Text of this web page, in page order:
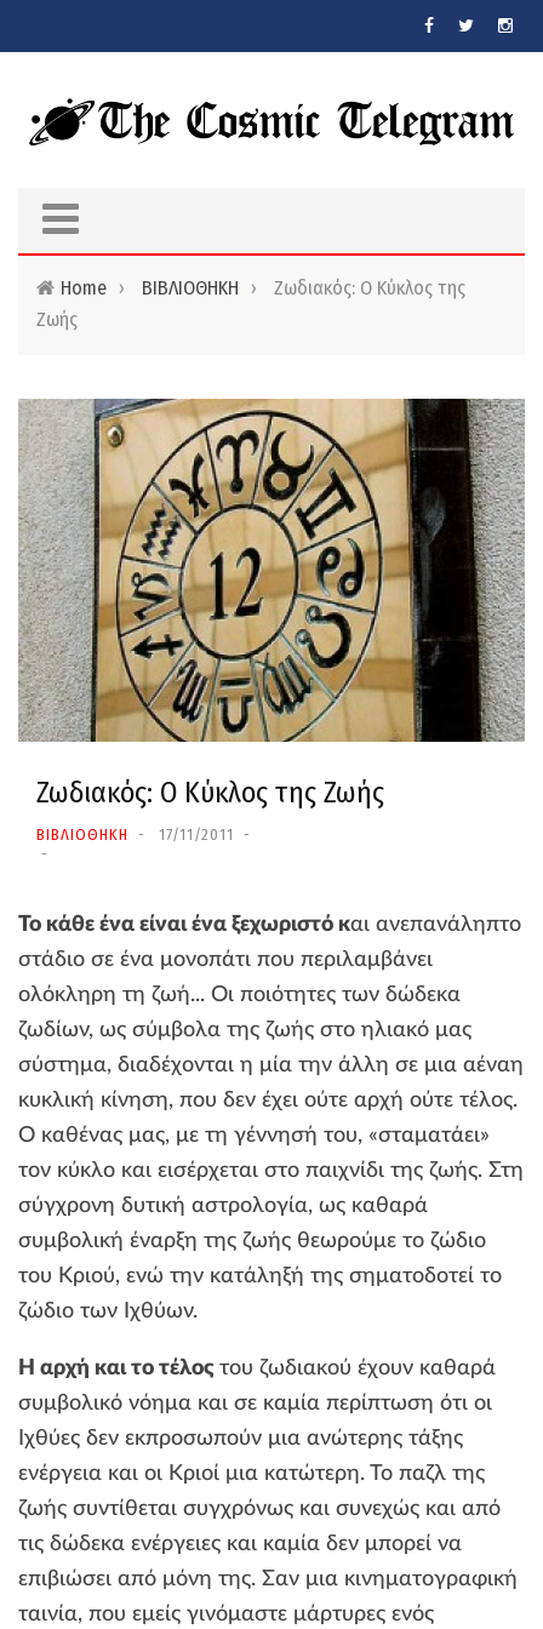
Home › ΒΙΒΛΙΟΘΗΚΗ ›
Ζωδιακός: Ο Κύκλος της
Ζωής
Ζωδιακός: Ο Κύκλος της Ζωής
ΒΙΒΛΙΟΘΗΚΗ 17/11/2011
Το κάθε ένα είναι ένα ξεχωριστό και ανεπανάληπτο
στάδιο σε ένα μονοπάτι που περιλαμβάνει
ολόκληρη τη ζωή... Οι ποιότητες των δώδεκα
ζωδίων, ως σύμβολα της ζωής στο ηλιακό μας
σύστημα, διαδέχονται η μία την άλλη σε μια αέναη
κυκλική κίνηση, που δεν έχει ούτε αρχή ούτε τέλος.
Ο καθένας μας, με τη γέννησή του, «σταματάει»
τον κύκλο και εισέρχεται στο παιχνίδι της ζωής. Στη
σύγχρονη δυτική αστρολογία, ως καθαρά
συμβολική έναρξη της ζωής θεωρούμε το ζώδιο
του Κριού, ενώ την κατάληξή της σηματοδοτεί το
ζώδιο των Ιχθύων.
Η αρχή και το τέλος του ζωδιακού έχουν καθαρά
συμβολικό νόημα και σε καμία περίπτωση ότι οι
Ιχθύες δεν εκπροσωπούν μια ανώτερης τάξης
ενέργεια και οι Κριοί μια κατώτερη. Το παζλ της
ζωής συντίθεται συγχρόνως και συνεχώς και από
τις δώδεκα ενέργειες και καμία δεν μπορεί να
επιβιώσει από μόνη της. Σαν μια κινηματογραφική
ταινία, που εμείς γινόμαστε μάρτυρες ενός